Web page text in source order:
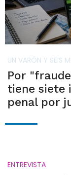
UN VARÓN Y SEIS
Por
tiene siete
penal por
ENTREVISTA